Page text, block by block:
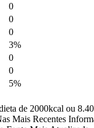
0
0
0
3%
0
0
5%
de 2000kcal ou
Mais Recentes